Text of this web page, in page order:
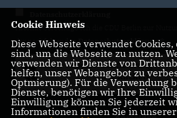
Hiermit berechtige ich die CDU Berlin zur
der nachfolgendenDatenschutzerklärung.*
Anti-Roboter-Verifizierung
Hier klicken
Friendly
Cookie Hinweis
Diese Webseite verwendet
sind, um die Webseite zu nutzen.
verwenden wir Dienste von
helfen, unser Webangebot zu
Optmierung). Für die Verwendung
Dienste, benötigen wir Ihre
Einwilligung können Sie jederzeit
Informationen finden Sie in unserer